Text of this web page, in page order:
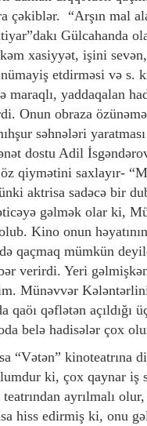
çəkiblər. “Arşın mal
Gülcahanda
xasiyyət, işini
etdirməsi və s.
yaddaqalan
Onun obraza
səhnələri
dostu Adil
qiymətini saxlayır-
aktrisa sadəcə bir
gəlmək olar ki,
Kino onun
də qaçmaq mümkün
verirdi. Yeri
Münəvvər
qaöı qəflətən açıldığı
belə hadisələr çox
“Vətən” kinoteatrına
ki, çox qaynar iş
ayrılmalı
hiss edirmiş ki, onu